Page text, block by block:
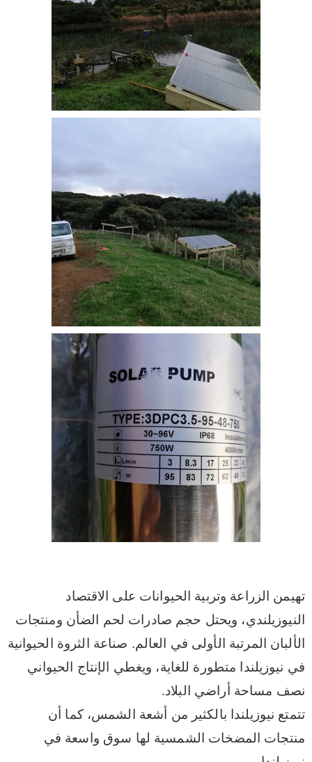
تهيمن الزراعة وتربية الحيوانات على الاقتصاد
النيوزيلندي، ويحتل حجم صادرات لحم الضأن ومنتجات
الألبان المرتبة الأولى في العالم. صناعة الثروة الحيوانية
في نيوزيلندا متطورة للغاية، ويغطي الإنتاج الحيواني
نصف مساحة أراضي البلاد.
تتمتع نيوزيلندا بالكثير من أشعة الشمس، كما أن
منتجات المضخات الشمسية لها سوق واسعة في